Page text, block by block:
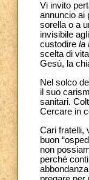
Vi invito
annuncio ai
sorella o a
invisibile
custodire la
scelta di
Gesù, la
Nel solco
il suo
sanitari.
Cercare in
Cari fratelli,
buon
non
perché